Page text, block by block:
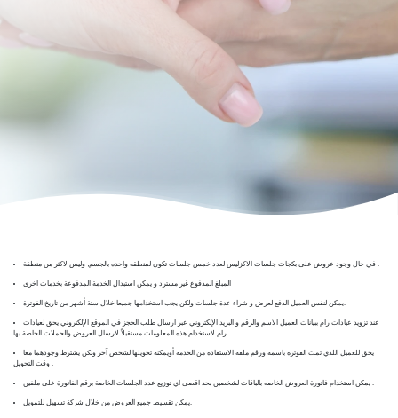
في حال وجود عروض على بكجات جلسات الاكزليس لعدد خمس جلسات تكون لمنطقه واحده بالجسم, وليس لاكثر من منطقة .
المبلغ المدفوع غير مسترد و يمكن استبدال الخدمة المدفوعة بخدمات اخرى
يمكن لنفس العميل الدفع لعرض و شراء عدة جلسات ولكن يجب استخدامها جميعا خلال ستة أشهر من تاريخ الفوترة.
عند تزويد عيادات رام ببيانات العميل الاسم والرقم و البريد الإلكتروني عبر ارسال طلب الحجز في الموقع الإلكتروني يحق لعيادات
رام لاستخدام هذه المعلومات مستقبلاً لارسال العروض والحملات الخاصة بها.
يحق للعميل اللذي تمت الفوتره باسمه ورقم ملفه الاستفادة من الخدمة أويمكنه تحويلها لشخص آخر ولكن يشترط وجودهما معا
وقت التحويل .
يمكن استخدام فاتورة العروض الخاصه بالباقات لشخصين بحد اقصى اي توزيع عدد الجلسات الخاصة برقم الفاتورة على ملفين .
يمكن تقسيط جميع العروض من خلال شركة تسهيل للتمويل.